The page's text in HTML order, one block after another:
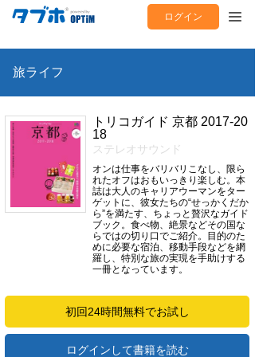
ログイン
旅ライフ
トリコガイド 京都 2017-20
18
ステレオサウンド
オンは仕事をバリバリこなし、限ら
れたオフはおもいっきり楽しむ。本
誌は大人のキャリアウーマンをター
ゲットに、彼女たちの“せっかくだか
ら”を満たす、ちょっと贅沢なガイド
ブック。食べ物、絶景などその国な
らではの切り口でご紹介。目的のた
めに必要な宿泊、移動手段などを網
羅し、特別な旅の実現を手助けする
一冊となっています。
初回24時間無料でお試し
ログインして書籍を読む